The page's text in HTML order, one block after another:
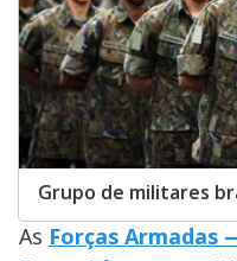
Grupo de militares
As Forças Armadas